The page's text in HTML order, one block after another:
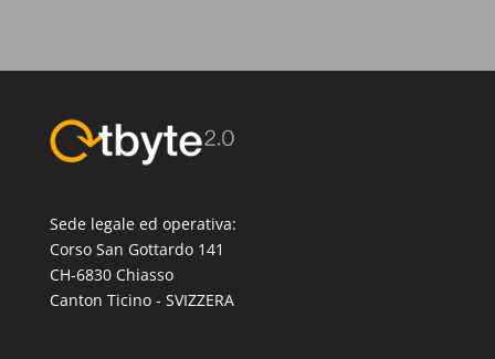
Sede legale ed operativa:
Corso San Gottardo 141
CH-6830 Chiasso
Canton Ticino - SVIZZERA